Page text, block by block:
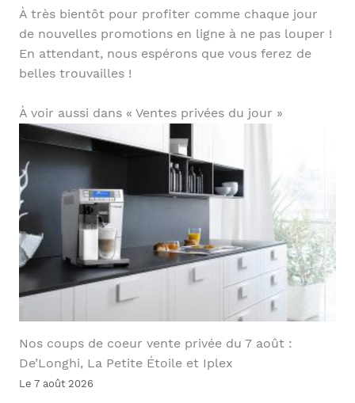
À très bientôt pour profiter comme chaque jour
de nouvelles promotions en ligne à ne pas louper !
En attendant, nous espérons que vous ferez de
belles trouvailles !
À voir aussi dans « Ventes privées du jour »
Nos coups de coeur vente privée du 7 août :
De’Longhi, La Petite Étoile et Iplex
Le 7 août 2026